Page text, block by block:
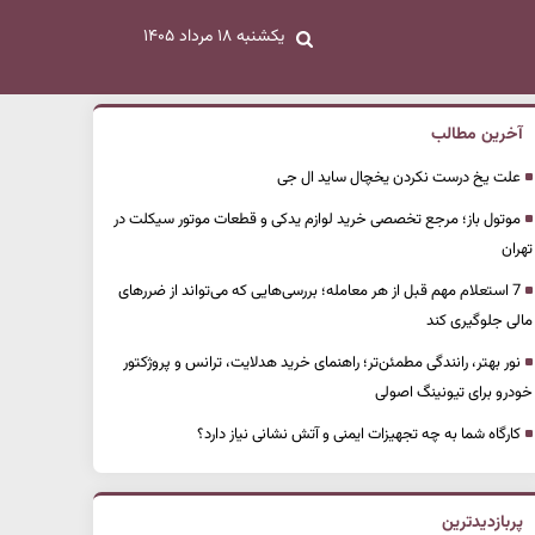
یکشنبه ۱۸ مرداد ۱۴۰۵
آخرین مطالب
علت یخ درست نکردن یخچال ساید ال جی
موتول باز؛ مرجع تخصصی خرید لوازم یدکی و قطعات موتور سیکلت در
تهران
7 استعلام مهم قبل از هر معامله؛ بررسی‌هایی که می‌تواند از ضررهای
مالی جلوگیری کند
نور بهتر، رانندگی مطمئن‌تر؛ راهنمای خرید هدلایت، ترانس و پروژکتور
خودرو برای تیونینگ اصولی
کارگاه شما به چه تجهیزات ایمنی و آتش نشانی نیاز دارد؟
پربازدیدترین